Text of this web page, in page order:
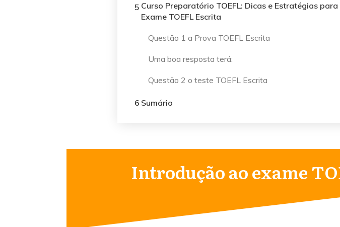
5 Curso Preparatório TOEFL: Dicas e Estratégias para
Exame TOEFL Escrita
Questão 1 a Prova TOEFL Escrita
Uma boa resposta terá:
Questão 2 o teste TOEFL Escrita
6 Sumário
Introdução ao exame